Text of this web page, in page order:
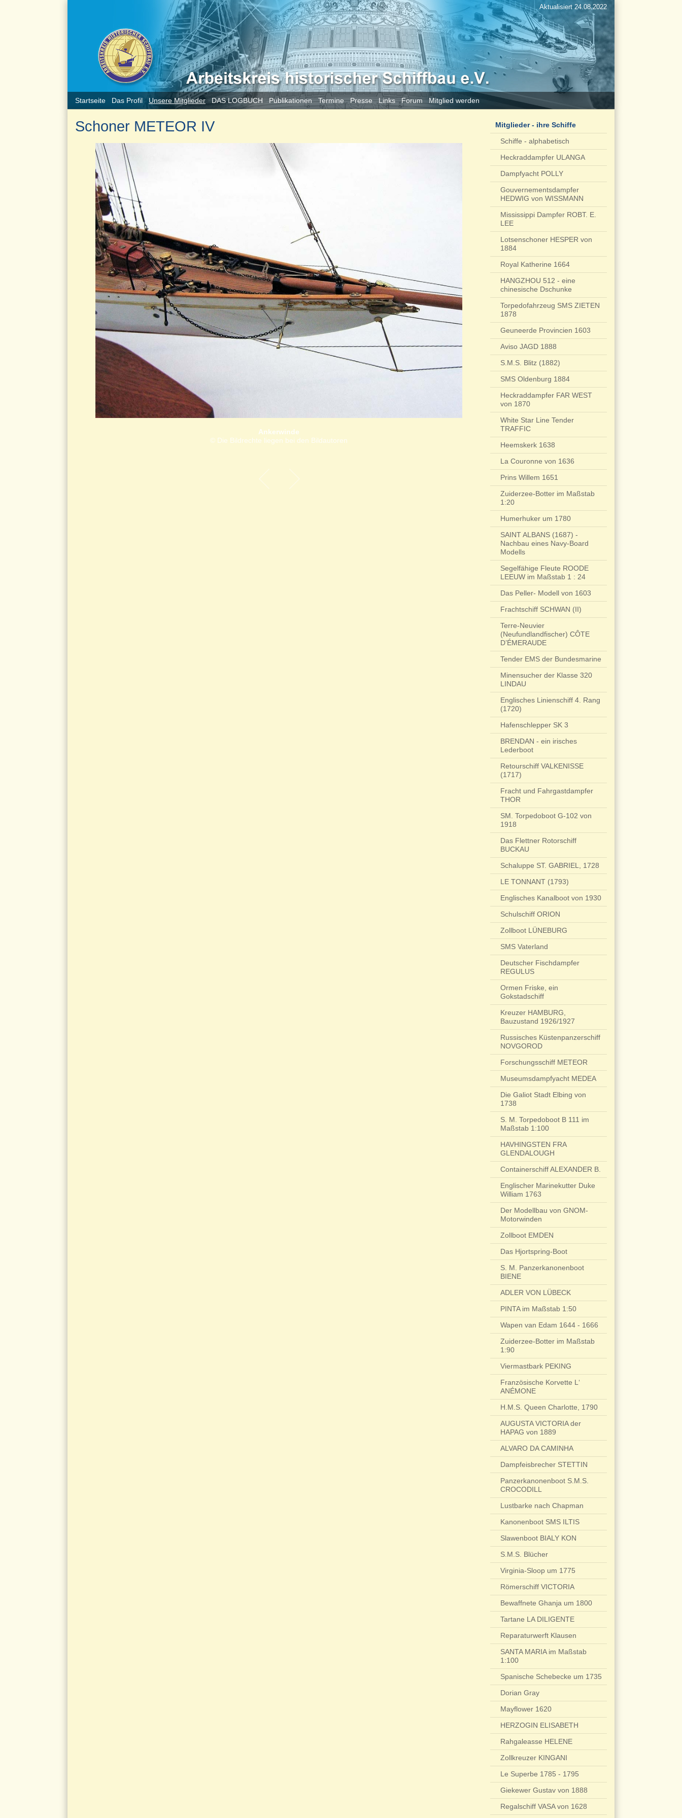
Startseite Das Profil Unsere Mitglieder DAS LOGBUCH Publikationen Termine Presse Links Forum Mitglied werden
Aktualisiert 24.08.2022
Schoner METEOR IV
Ankerwinde
© Die Bildrechte liegen bei den Bildautoren
Mitglieder - ihre Schiffe
Schiffe - alphabetisch
Heckraddampfer ULANGA
Dampfyacht POLLY
Gouvernementsdampfer
HEDWIG von WISSMANN
Mississippi Dampfer ROBT. E.
LEE
Lotsenschoner HESPER von
1884
Royal Katherine 1664
HANGZHOU 512 - eine
chinesische Dschunke
Torpedofahrzeug SMS ZIETEN
1878
Geuneerde Provincien 1603
Aviso JAGD 1888
S.M.S. Blitz (1882)
SMS Oldenburg 1884
Heckraddampfer FAR WEST
von 1870
White Star Line Tender
TRAFFIC
Heemskerk 1638
La Couronne von 1636
Prins Willem 1651
Zuiderzee-Botter im Maßstab
1:20
Humerhuker um 1780
SAINT ALBANS (1687) -
Nachbau eines Navy-Board
Modells
Segelfähige Fleute ROODE
LEEUW im Maßstab 1 : 24
Das Peller- Modell von 1603
Frachtschiff SCHWAN (II)
Terre-Neuvier
(Neufundlandfischer) CÔTE
D’ÉMERAUDE
Tender EMS der Bundesmarine
Minensucher der Klasse 320
LINDAU
Englisches Linienschiff 4. Rang
(1720)
Hafenschlepper SK 3
BRENDAN - ein irisches
Lederboot
Retourschiff VALKENISSE
(1717)
Fracht und Fahrgastdampfer
THOR
SM. Torpedoboot G-102 von
1918
Das Flettner Rotorschiff
BUCKAU
Schaluppe ST. GABRIEL, 1728
LE TONNANT (1793)
Englisches Kanalboot von 1930
Schulschiff ORION
Zollboot LÜNEBURG
SMS Vaterland
Deutscher Fischdampfer
REGULUS
Ormen Friske, ein
Gokstadschiff
Kreuzer HAMBURG,
Bauzustand 1926/1927
Russisches Küstenpanzerschiff
NOVGOROD
Forschungsschiff METEOR
Museumsdampfyacht MEDEA
Die Galiot Stadt Elbing von
1738
S. M. Torpedoboot B 111 im
Maßstab 1:100
HAVHINGSTEN FRA
GLENDALOUGH
Containerschiff ALEXANDER B.
Englischer Marinekutter Duke
William 1763
Der Modellbau von GNOM-
Motorwinden
Zollboot EMDEN
Das Hjortspring-Boot
S. M. Panzerkanonenboot
BIENE
ADLER VON LÜBECK
PINTA im Maßstab 1:50
Wapen van Edam 1644 - 1666
Zuiderzee-Botter im Maßstab
1:90
Viermastbark PEKING
Französische Korvette L‘
ANÉMONE
H.M.S. Queen Charlotte, 1790
AUGUSTA VICTORIA der
HAPAG von 1889
ALVARO DA CAMINHA
Dampfeisbrecher STETTIN
Panzerkanonenboot S.M.S.
CROCODILL
Lustbarke nach Chapman
Kanonenboot SMS ILTIS
Slawenboot BIALY KON
S.M.S. Blücher
Virginia-Sloop um 1775
Römerschiff VICTORIA
Bewaffnete Ghanja um 1800
Tartane LA DILIGENTE
Reparaturwerft Klausen
SANTA MARIA im Maßstab
1:100
Spanische Schebecke um 1735
Dorian Gray
Mayflower 1620
HERZOGIN ELISABETH
Rahgaleasse HELENE
Zollkreuzer KINGANI
Le Superbe 1785 - 1795
Giekewer Gustav von 1888
Regalschiff VASA von 1628